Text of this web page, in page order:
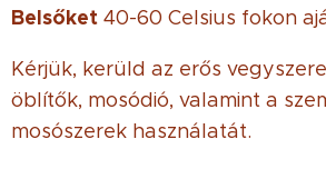
Belsőket 40-60 Celsius fokon
Kérjük, kerüld az erős
öblítők, mosódió, valamint a
mosószerek használatát.